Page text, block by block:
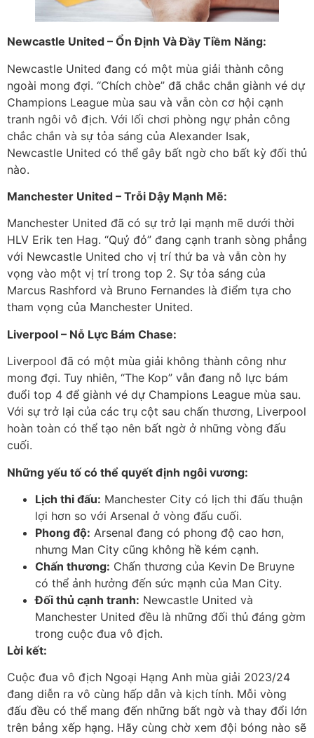
Newcastle United – Ổn Định Và Đầy Tiềm Năng:
Newcastle United đang có một mùa giải thành công
ngoài mong đợi. “Chích chòe” đã chắc chắn giành vé dự
Champions League mùa sau và vẫn còn cơ hội cạnh
tranh ngôi vô địch. Với lối chơi phòng ngự phản công
chắc chắn và sự tỏa sáng của Alexander Isak,
Newcastle United có thể gây bất ngờ cho bất kỳ đối thủ
nào.
Manchester United – Trỗi Dậy Mạnh Mẽ:
Manchester United đã có sự trở lại mạnh mẽ dưới thời
HLV Erik ten Hag. “Quỷ đỏ” đang cạnh tranh sòng phẳng
với Newcastle United cho vị trí thứ ba và vẫn còn hy
vọng vào một vị trí trong top 2. Sự tỏa sáng của
Marcus Rashford và Bruno Fernandes là điểm tựa cho
tham vọng của Manchester United.
Liverpool – Nỗ Lực Bám Chase:
Liverpool đã có một mùa giải không thành công như
mong đợi. Tuy nhiên, “The Kop” vẫn đang nỗ lực bám
đuổi top 4 để giành vé dự Champions League mùa sau.
Với sự trở lại của các trụ cột sau chấn thương, Liverpool
hoàn toàn có thể tạo nên bất ngờ ở những vòng đấu
cuối.
Những yếu tố có thể quyết định ngôi vương:
Lịch thi đấu: Manchester City có lịch thi đấu thuận
lợi hơn so với Arsenal ở vòng đấu cuối.
Phong độ: Arsenal đang có phong độ cao hơn,
nhưng Man City cũng không hề kém cạnh.
Chấn thương: Chấn thương của Kevin De Bruyne
có thể ảnh hưởng đến sức mạnh của Man City.
Đối thủ cạnh tranh: Newcastle United và
Manchester United đều là những đối thủ đáng gờm
trong cuộc đua vô địch.
Lời kết:
Cuộc đua vô địch Ngoại Hạng Anh mùa giải 2023/24
đang diễn ra vô cùng hấp dẫn và kịch tính. Mỗi vòng
đấu đều có thể mang đến những bất ngờ và thay đổi lớn
trên bảng xếp hạng. Hãy cùng chờ xem đội bóng nào sẽ